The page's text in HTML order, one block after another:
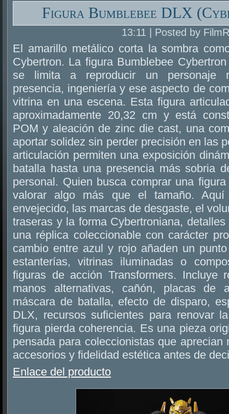
Figura Bumblebee DLX
13:11 | Posted by
El amarillo metálico corta la sombra
Cybertron. La figura Bumblebee
se limita a reproducir un personaje
presencia, ingeniería y ese aspecto de
vitrina en una escena. Esta figura
aproximadamente 20,32 cm y está
POM y aleación de zinc die cast, una
aportar solidez sin perder precisión en las
articulación permiten una exposición
batalla hasta una presencia más sobria
personal. Quien busca comprar una
valorar algo más que el tamaño. Aquí
envejecido, las marcas de desgaste, el
traseras y la forma Cybertroniana,
una réplica coleccionable con carácter
cambio entre azul y rojo añaden un
estanterías, vitrinas iluminadas o
figuras de acción Transformers. Incluye
manos alternativas, cañón, placas de
máscara de batalla, efecto de disparo,
DLX, recursos suficientes para renovar
figura pierda coherencia. Es una pieza
pensada para coleccionistas que aprecian
accesorios y fidelidad estética antes de
Enlace del producto